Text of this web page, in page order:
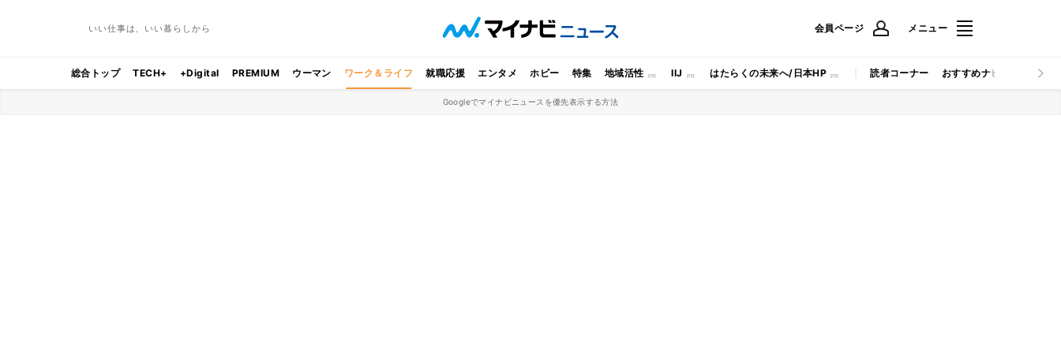
いい仕事は、いい暮らしから 会員ページ メニュー
総合トップ TECH+ +Digital PREMIUM ウーマン ワーク＆ライフ 就職応援 エンタメ ホビー 特集 地域活性 IIJ はたらくの未来へ/日本HP 読者コーナー おすすめナビ マイナビ
Googleでマイナビニュースを優先表示する方法